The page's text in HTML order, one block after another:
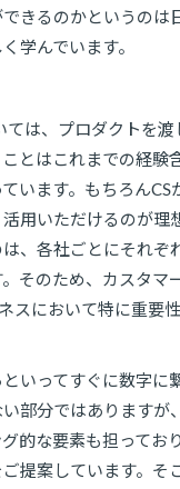
きるのかというのは
学んでいます。
は、プロダクトを渡
とはこれまでの経験
います。もちろんCS
用いただけるのが理
、各社ごとにそれぞ
そのため、カスタマ
スにおいて特に重要
いってすぐに数字に
部分ではありますが
的な要素も担ってお
提案しています。そ